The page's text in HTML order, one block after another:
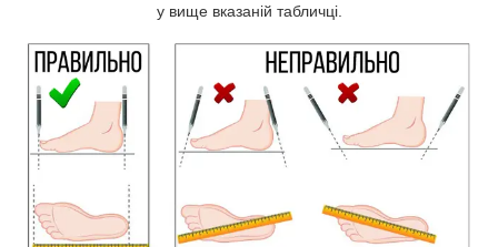
у вище вказаній табличці.